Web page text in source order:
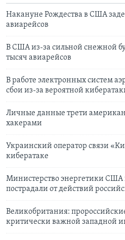
Накануне Рождества в США
авиарейсов
В США из-за сильной снежной
тысяч авиарейсов
В работе электронных систем
сбои из-за вероятной
Личные данные трети
хакерами
Украинский оператор связи
кибератаке
Министерство энергетики США
пострадали от действий
Великобритания:
критически важной западной